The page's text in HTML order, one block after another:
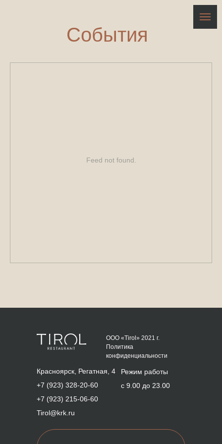
События
Feed not found.
Режим работы
с 9.00 до 23.00
ООО «Tirol» 2021 г.
Политика
конфиденциальности
Красноярск, Регатная, 4
+7 (923) 328-20-60
+7 (923) 215-06-60
Tirol@krk.ru